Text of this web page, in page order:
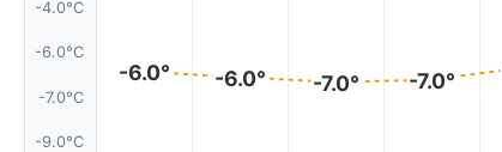
-4.0°C
-6.0°C
-7.0°C
-9.0°C
-6.0° -6.0° -7.0° -7.0°